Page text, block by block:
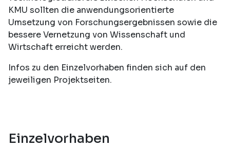
KMU sollten die anwendungsorientierte
Umsetzung von Forschungsergebnissen sowie die
bessere Vernetzung von Wissenschaft und
Wirtschaft erreicht werden.
Infos zu den Einzelvorhaben finden sich auf den
jeweiligen Projektseiten.
Einzelvorhaben